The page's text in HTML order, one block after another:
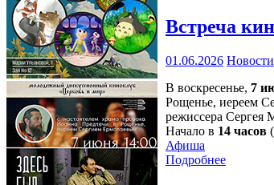
Встреча
01.06.2026 Новости
В воскресенье, 7
Рощенье, иереем
режиссера Сергея
Начало в 14 часов
Афиша
Подробнее